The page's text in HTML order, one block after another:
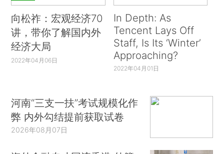
向松祚：宏观经济70
讲，带你了解国内外
经济大局
2022年04月06日
In Depth: As
Tencent Lays Off
Staff, Is Its ‘Winter’
Approaching?
2022年04月01日
河南“三支一扶”考试规模化作
弊 内外勾结提前获取试卷
2026年08月07日